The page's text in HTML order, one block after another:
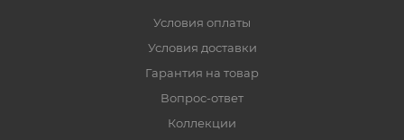
Условия оплаты
Условия доставки
Гарантия на товар
Вопрос-ответ
Коллекции